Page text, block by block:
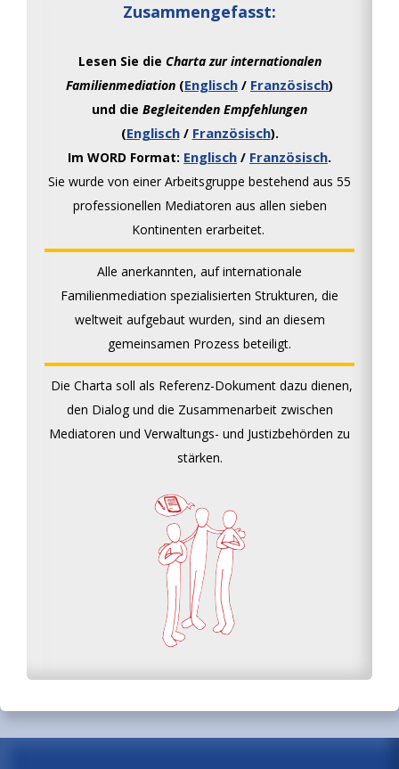
Zusammengefasst:
Lesen Sie die Charta zur internationalen
Familienmediation (Englisch / Französisch)
und die Begleitenden Empfehlungen
(Englisch/ Französisch).
Im WORD Format: Englisch / Französisch.
Sie wurde von einer Arbeitsgruppe bestehend aus 55
professionellen Mediatoren aus allen sieben
Kontinenten erarbeitet.
Alle anerkannten, auf internationale
Familienmediation spezialisierten Strukturen, die
weltweit aufgebaut wurden, sind an diesem
gemeinsamen Prozess beteiligt.
Die Charta soll als Referenz-Dokument dazu dienen,
den Dialog und die Zusammenarbeit zwischen
Mediatoren und Verwaltungs- und Justizbehörden zu
stärken.